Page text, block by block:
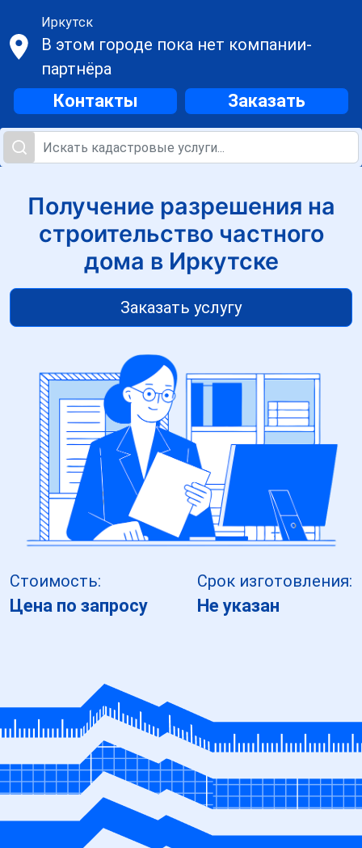
Иркутск
В этом городе пока нет компании-
партнёра
Контакты Заказать
Получение разрешения на
строительство частного
дома в Иркутске
Заказать услугу
Стоимость:
Цена по запросу
Срок изготовления:
Не указан